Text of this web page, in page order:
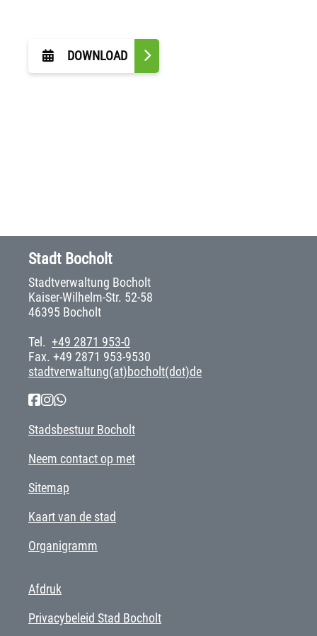
DOWNLOAD
Stadt Bocholt
Stadtverwaltung Bocholt
Kaiser-Wilhelm-Str. 52-58
46395 Bocholt
Tel. +49 2871 953-0
Fax. +49 2871 953-9530
stadtverwaltung(at)bocholt(dot)de
Stadsbestuur Bocholt
Neem contact op met
Sitemap
Kaart van de stad
Organigramm
Afdruk
Privacybeleid Stad Bocholt